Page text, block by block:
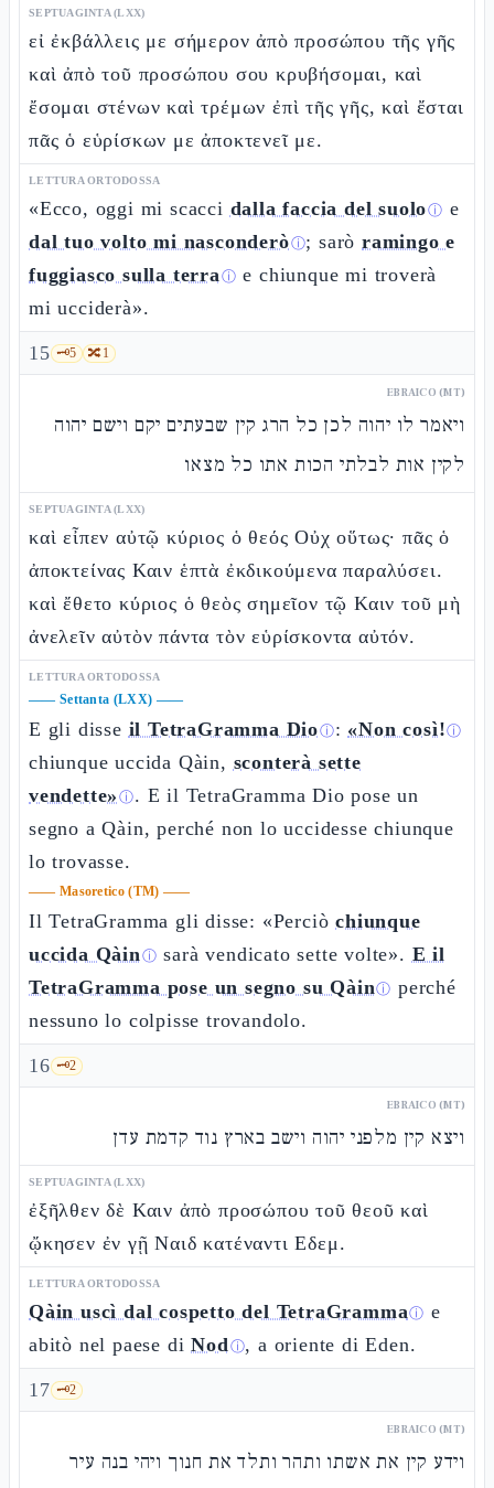
SEPTUAGINTA (LXX)
εἰ ἐκβάλλεις με σήμερον ἀπὸ προσώπου τῆς γῆς
καὶ ἀπὸ τοῦ προσώπου σου κρυβήσομαι, καὶ
ἔσομαι στένων καὶ τρέμων ἐπὶ τῆς γῆς, καὶ ἔσται
πᾶς ὁ εὑρίσκων με ἀποκτενεῖ με.
LETTURA ORTODOSSA
«Ecco, oggi mi scacci dalla faccia del suoloⓘ e
dal tuo volto mi nasconderòⓘ; saròramingo e
fuggiasco sulla terraⓘ e chiunque mi troverà
mi ucciderà».
15 🗝️5 🔀1
EBRAICO (MT)
ויאמר לו יהוה לכן כל הרג קין שבעתים יקם וישם יהוה
לקין אות לבלתי הכות אתו כל מצאו
SEPTUAGINTA (LXX)
καὶ εἶπεν αὐτῷ κύριος ὁ θεός Οὐχ οὕτως· πᾶς ὁ
ἀποκτείνας Καιν ἑπτὰ ἐκδικούμενα παραλύσει.
καὶ ἔθετο κύριος ὁ θεὸς σημεῖον τῷ Καιν τοῦ μὴ
ἀνελεῖν αὐτὸν πάντα τὸν εὑρίσκοντα αὐτόν.
LETTURA ORTODOSSA
—— Settanta (LXX) ——
E gli disse il TetraGramma Dioⓘ: «Non così!ⓘ
chiunque uccida Qàin, sconterà sette
vendette» ⓘ. E il TetraGramma Dio pose un
segno a Qàin, perché non lo uccidesse chiunque
lo trovasse.
—— Masoretico (TM) ——
Il TetraGramma gli disse: «Perciòchiunque
uccida Qàinⓘ sarà vendicato sette volte». E il
TetraGramma pose un segno su Qàinⓘ perché
nessuno lo colpisse trovandolo.
16 🗝️2
EBRAICO (MT)
ויצא קין מלפני יהוה וישב בארץ נוד קדמת עדן
SEPTUAGINTA (LXX)
ἐξῆλθεν δὲ Καιν ἀπὸ προσώπου τοῦ θεοῦ καὶ
ᾤκησεν ἐν γῇ Ναιδ κατέναντι Εδεμ.
LETTURA ORTODOSSA
Qàin uscì dal cospetto del TetraGrammaⓘ e
abitò nel paese diNodⓘ, a oriente di Eden.
17 🗝️2
EBRAICO (MT)
וידע קין את אשתו ותהר ותלד את חנוך ויהי בנה עיר